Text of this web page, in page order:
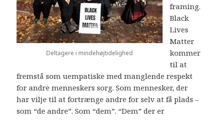
Deltagere i mindehøjtidelighed
framing.
Black
Lives
Matter
kommer
til at
fremstå som uempatiske med manglende respekt
for andre menneskers sorg. Som mennesker, der
har vilje til at fortrænge andre for selv at få plads –
som “de andre”. Som “dem”. “Dem” der er